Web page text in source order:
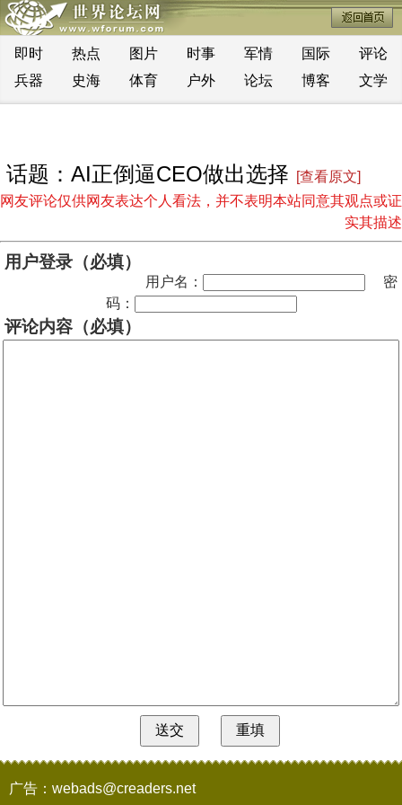
即时 热点 图片 时事 军情 国际
评论
兵器
史海 体育 户外 论坛 博客 文学
话题：AI正倒逼CEO做出选择
[查看原文]
网友评论仅供网友表达个人看法，并不表明本站同意其观点或证
实其描述
用户登录（必填）
用户名：
密
码：
评论内容（必填）
广告：webads@creaders.net